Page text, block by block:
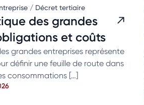
/ Décret tertiaire
des grandes
et coûts
grandes entreprises représente
définir une feuille de route dans
consommations […]